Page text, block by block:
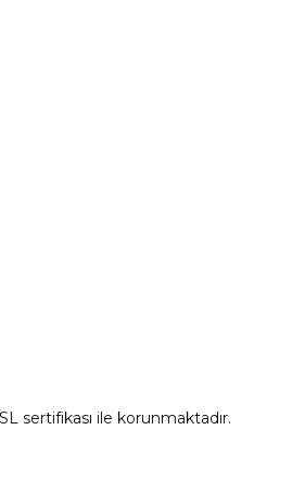
sertifikası ile korunmaktadır.